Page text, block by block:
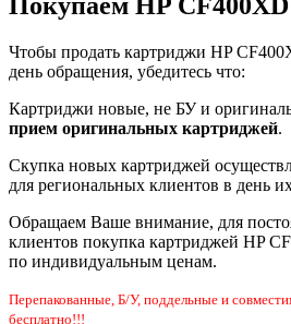
Покупаем HP
Чтобы продать картриджи HP
день обращения, убедитесь что:
Картриджи новые, не БУ и
прием оригинальных картриджей.
Скупка новых картриджей
для региональных клиентов в день
Обращаем Ваше внимание, для
клиентов покупка картриджей HP
по индивидуальным ценам.
Перепакованные, Б/У, поддельные и
бесплатно!!!